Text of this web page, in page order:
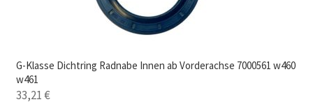
G-Klasse Dichtring Radnabe Innen ab Vorderachse 7000561 w460
w461
33,21€